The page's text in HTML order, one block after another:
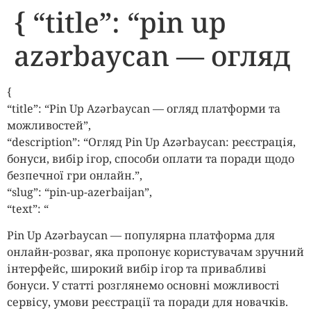
{ “title”: “pin up
azərbaycan — огляд
{
“title”: “Pin Up Azərbaycan — огляд платформи та
можливостей”,
“description”: “Огляд Pin Up Azərbaycan: реєстрація,
бонуси, вибір ігор, способи оплати та поради щодо
безпечної гри онлайн.”,
“slug”: “pin-up-azerbaijan”,
“text”: “
Pin Up Azərbaycan — популярна платформа для
онлайн-розваг, яка пропонує користувачам зручний
інтерфейс, широкий вибір ігор та привабливі
бонуси. У статті розглянемо основні можливості
сервісу, умови реєстрації та поради для новачків.